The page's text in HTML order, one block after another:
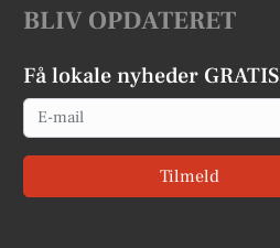
BLIV OPDATERET
Få lokale nyheder GRATIS
Email
Tilmeld